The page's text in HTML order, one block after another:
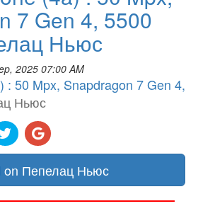
7 Gen 4, 5500
Ньюс
2025 07:00 AM
: 50 Mpx, Snapdragon 7 Gen 4,
Ньюс
on Пепелац Ньюс